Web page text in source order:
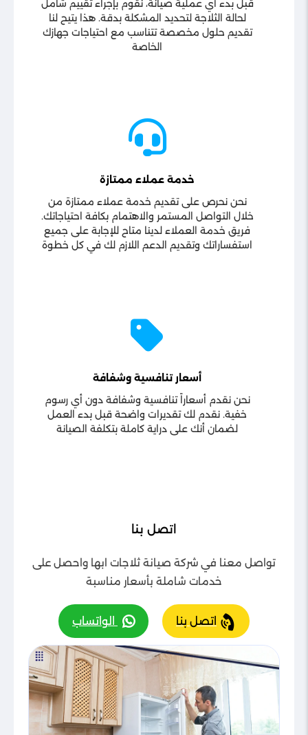
قبل بدء أي عملية صيانة، نقوم بإجراء تقييم شامل
لحالة الثلاجة لتحديد المشكلة بدقة. هذا يتيح لنا
تقديم حلول مخصصة تتناسب مع احتياجات جهازك
الخاصة
خدمة عملاء ممتازة
نحن نحرص على تقديم خدمة عملاء ممتازة من
خلال التواصل المستمر والاهتمام بكافة احتياجاتك.
فريق خدمة العملاء لدينا متاح للإجابة على جميع
استفساراتك وتقديم الدعم اللازم لك في كل خطوة
أسعار تنافسية وشفافة
نحن نقدم أسعاراً تنافسية وشفافة دون أي رسوم
خفية. نقدم لك تقديرات واضحة قبل بدء العمل
لضمان أنك على دراية كاملة بتكلفة الصيانة
اتصل بنا
تواصل معنا في شركة صيانة ثلاجات ابها واحصل على
خدمات شاملة بأسعار مناسبة
اتصل بنا الواتساب